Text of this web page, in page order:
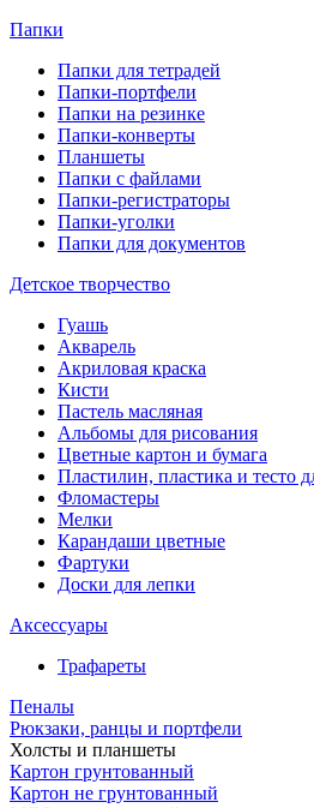
Папки
Папки для тетрадей
Папки-портфели
Папки на резинке
Папки-конверты
Планшеты
Папки с файлами
Папки-регистраторы
Папки-уголки
Папки для документов
Детское творчество
Гуашь
Акварель
Акриловая краска
Кисти
Пастель масляная
Альбомы для рисования
Цветные картон и бумага
Пластилин, пластика и тесто
Фломастеры
Мелки
Карандаши цветные
Фартуки
Доски для лепки
Аксессуары
Трафареты
Пеналы
Рюкзаки, ранцы и портфели
Холсты и планшеты
Картон грунтованный
Картон не грунтованный